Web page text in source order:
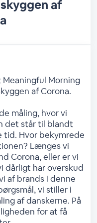
af
Morning
af Corona.
måling, hvor vi
det står til blandt
tid. Hvor bekymrede
Længes vi
Corona, eller er vi
dårligt har overskud
af brands i denne
vi stiller i
af danskerne. På
for at få